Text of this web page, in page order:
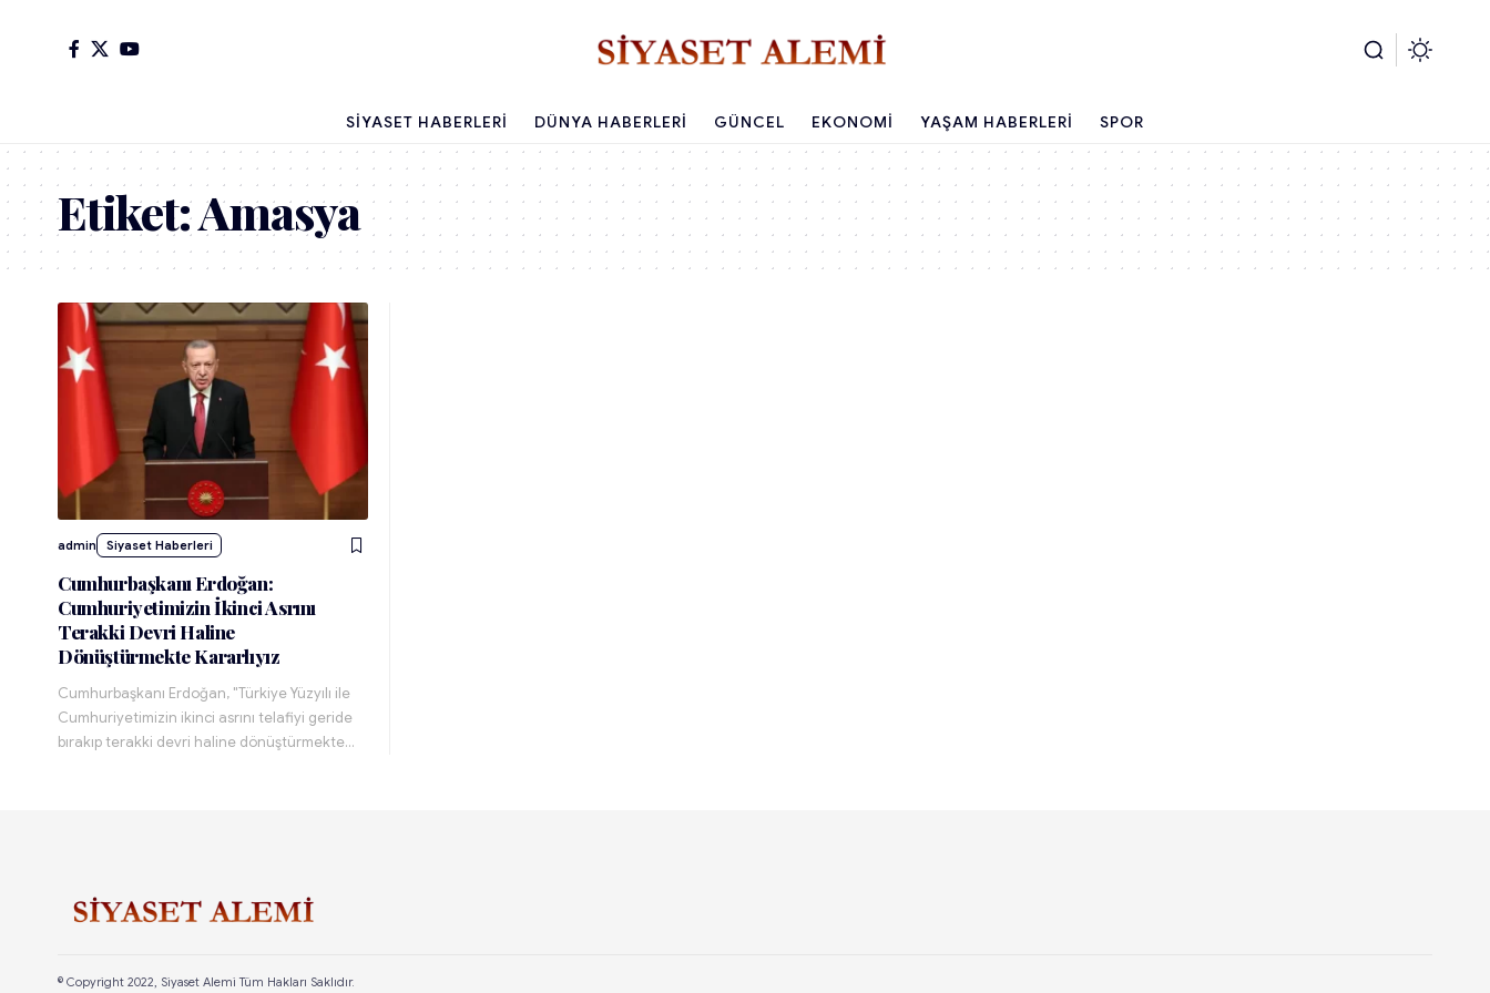
SIYASET HABERLERI DÜNYA HABERLERI GÜNCEL EKONOMI YAŞAM HABERLERI SPOR
Etiket:Amasya
admin Siyaset Haberleri
Cumhurbaşkanı Erdoğan:
Cumhuriyetimizin İkinci Asrını
Terakki Devri Haline
Dönüştürmekte Kararlıyız
Cumhurbaşkanı Erdoğan, "Türkiye Yüzyılı ile
Cumhuriyetimizin ikinci asrını telafiyi geride
bırakıp terakki devri haline dönüştürmekte…
© Copyright 2022, Siyaset Alemi Tüm Hakları Saklıdır.